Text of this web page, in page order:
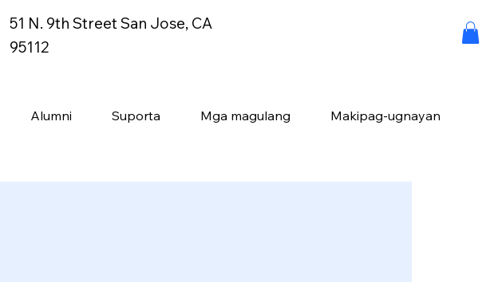
51 N. 9th Street San Jose, CA
95112
Alumni Suporta Mga magulang Makipag-ugnayan